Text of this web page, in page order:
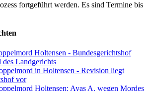
fortgeführt werden. Es sind Termine bis
Holtensen - Bundesgerichtshof
des Landgerichts
in Holtensen - Revision liegt
vor
Holtensen: Ayas A. wegen Mordes